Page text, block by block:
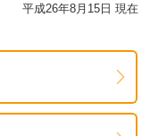
平成26年8月15日 現在